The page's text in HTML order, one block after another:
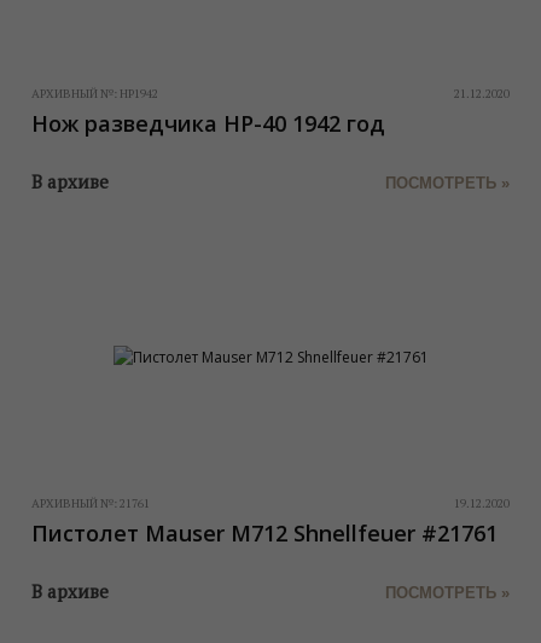
АРХИВНЫЙ №: НР1942 21.12.2020
Нож разведчика НР-40 1942 год
В архиве ПОСМОТРЕТЬ »
АРХИВНЫЙ №: 21761 19.12.2020
Пистолет Mauser M712 Shnellfeuer #21761
В архиве ПОСМОТРЕТЬ »